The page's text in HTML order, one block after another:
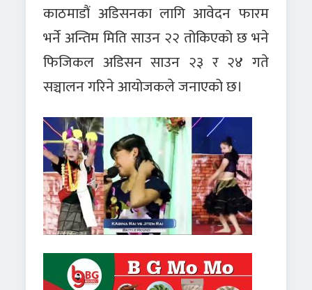
काठमाडौं अडिसनका लागि आवेदन फारम
भर्ने अन्तिम मिति साउन २२ तोकिएको छ भने
फिजिकल अडिसन साउन २३ र २४ गते
सञ्चालन गरिने आयोजकले जनाएको छ।